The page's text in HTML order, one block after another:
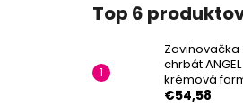
Top 6
chrbát
krémová
€54,58